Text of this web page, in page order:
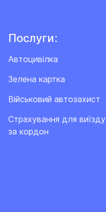
Послуги:
Автоцивілка
Зелена картка
Військовий автозахист
Cтрахування для виїзду
за кордон